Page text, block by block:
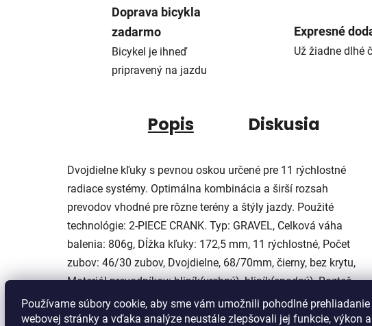
Používame súbory cookie, aby sme vám umožnili pohodlné prehliadanie
webovej stránky a vďaka analýze neustále zlepšovali jej funkcie, výkon a
Doprava bicykla
zadarmo
Bicykel je ihneď
pripravený na jazdu
Expresné
Už žiadne dlhé
Popis Diskusia
Dvojdielne kľuky s pevnou oskou určené pre 11 rýchlostné
radiace systémy. Optimálna kombinácia a širší rozsah
prevodov vhodné pre rôzne terény a štýly jazdy. Použité
technológie: 2-PIECE CRANK. Typ: GRAVEL, Celková váha
balenia: 806g, Dĺžka kľuky: 172,5 mm, 11 rýchlostné, Počet
zubov: 46/30 zubov, Dvojdielne, 68/70mm, čierny, bez krytu,
Materiál prevodníkov: hliník(vrchný), hliník(spodný), Rozteč
prevodníkov: 110mm/80mm Shimano GRX sa vďaka svojej
špecifickej ergonómii, optimalizovanými prevodmi, obrovskou